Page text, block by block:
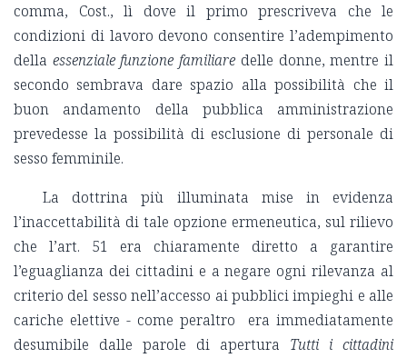
comma, Cost., lì dove il primo prescriveva che le
condizioni di lavoro devono consentire l’adempimento
della essenziale funzione familiare delle donne, mentre il
secondo sembrava dare spazio alla possibilità che il
buon andamento della pubblica amministrazione
prevedesse la possibilità di esclusione di personale di
sesso femminile.
La dottrina più illuminata mise in evidenza
l’inaccettabilità di tale opzione ermeneutica, sul rilievo
che l’art. 51 era chiaramente diretto a garantire
l’eguaglianza dei cittadini e a negare ogni rilevanza al
criterio del sesso nell’accesso ai pubblici impieghi e alle
cariche elettive - come peraltro era immediatamente
desumibile dalle parole di apertura Tutti i cittadini